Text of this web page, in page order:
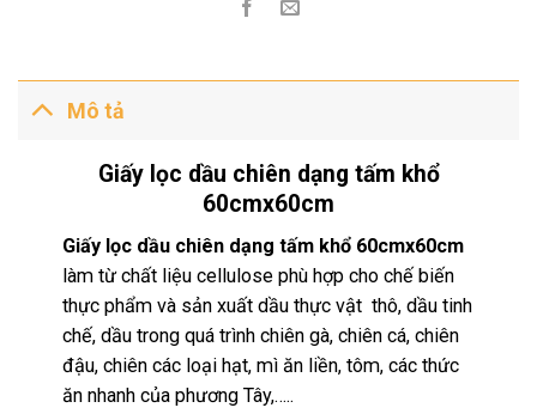
Mô tả
Giấy lọc dầu chiên dạng tấm khổ
60cmx60cm
Giấy lọc dầu chiên dạng tấm khổ 60cmx60cm
làm từ chất liệu cellulose phù hợp cho chế biến
thực phẩm và sản xuất dầu thực vật thô, dầu tinh
chế, dầu trong quá trình chiên gà, chiên cá, chiên
đậu, chiên các loại hạt, mì ăn liền, tôm, các thức
ăn nhanh của phương Tây,…..